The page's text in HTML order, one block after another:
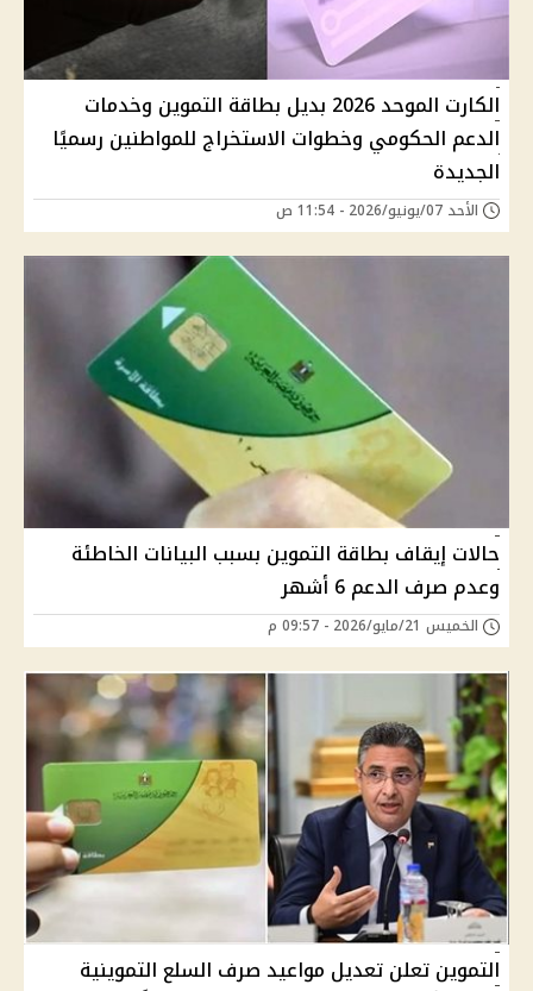
الكارت الموحد 2026 بديل بطاقة التموين وخدمات
الدعم الحكومي وخطوات الاستخراج للمواطنين رسميًا
الجديدة
الأحد 07/يونيو/2026 - 11:54 ص
حالات إيقاف بطاقة التموين بسبب البيانات الخاطئة
وعدم صرف الدعم 6 أشهر
الخميس 21/مايو/2026 - 09:57 م
التموين تعلن تعديل مواعيد صرف السلع التموينية